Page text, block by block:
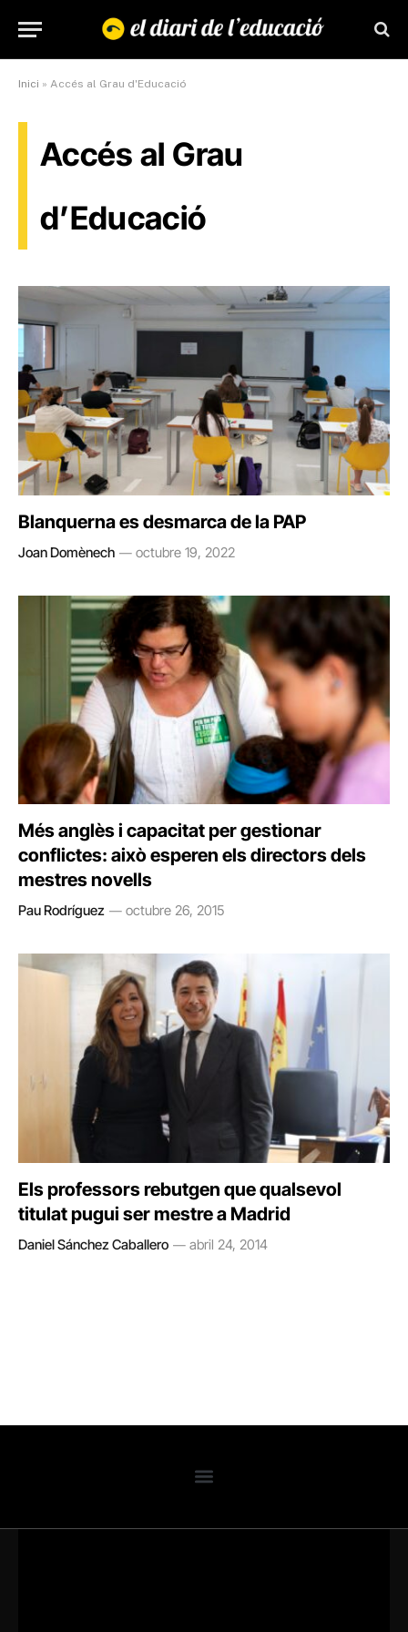
Inici » Accés al Grau d'Educació
Accés al Grau
d’Educació
Blanquerna es desmarca de la PAP
Joan Domènech octubre 19, 2022
Més anglès i capacitat per gestionar
conflictes: això esperen els directors dels
mestres novells
Pau Rodríguez octubre 26, 2015
Els professors rebutgen que qualsevol
titulat pugui ser mestre a Madrid
Daniel Sánchez Caballero abril 24, 2014